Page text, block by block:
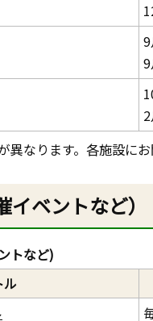
なります。各施設にお
ベントなど）
トなど)
ル